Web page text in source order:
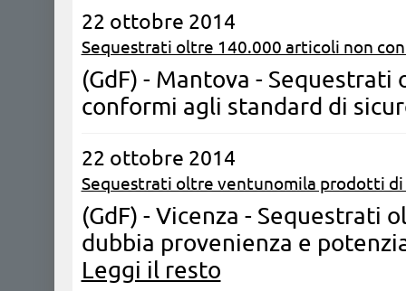
22 ottobre 2014
Sequestrati oltre 140.000 articoli non
(GdF) - Mantova -
conformi agli standard di
22 ottobre 2014
Sequestrati oltre ventunomila prodotti di
(GdF) - Vicenza -
dubbia provenienza e
Leggi il resto